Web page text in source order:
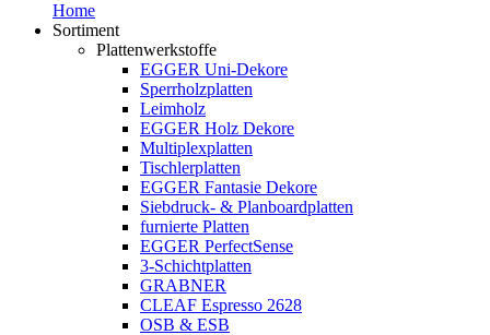
Home
Sortiment
Plattenwerkstoffe
EGGER Uni-Dekore
Sperrholzplatten
Leimholz
EGGER Holz Dekore
Multiplexplatten
Tischlerplatten
EGGER Fantasie Dekore
Siebdruck- & Planboardplatten
furnierte Platten
EGGER PerfectSense
3-Schichtplatten
GRABNER
CLEAF Espresso 2628
OSB & ESB